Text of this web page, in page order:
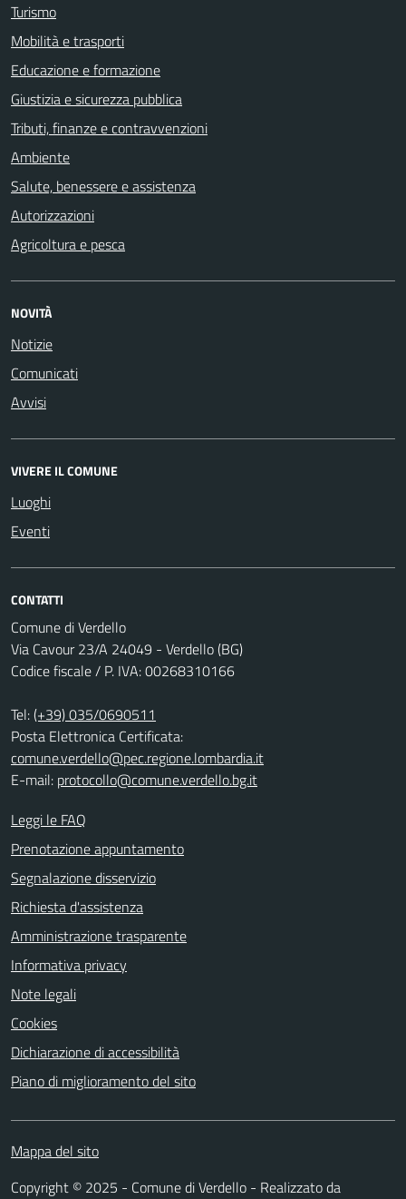
Turismo
Mobilità e trasporti
Educazione e formazione
Giustizia e sicurezza pubblica
Tributi, finanze e contravvenzioni
Ambiente
Salute, benessere e assistenza
Autorizzazioni
Agricoltura e pesca
NOVITÀ
Notizie
Comunicati
Avvisi
VIVERE IL COMUNE
Luoghi
Eventi
CONTATTI
Comune di Verdello
Via Cavour 23/A 24049 - Verdello (BG)
Codice fiscale / P. IVA: 00268310166
Tel:(+39) 035/0690511
Posta Elettronica Certificata:
comune.verdello@pec.regione.lombardia.it
E-mail: protocollo@comune.verdello.bg.it
Leggi le FAQ
Prenotazione appuntamento
Segnalazione disservizio
Richiesta d'assistenza
Amministrazione trasparente
Informativa privacy
Note legali
Cookies
Dichiarazione di accessibilità
Piano di miglioramento del sito
Mappa del sito
Copyright © 2025 - Comune di Verdello - Realizzato da